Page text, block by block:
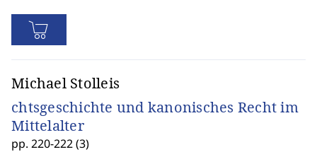
Michael Stolleis
chtsgeschichte und kanonisches Recht im
Mittelalter
pp. 220-222 (3)